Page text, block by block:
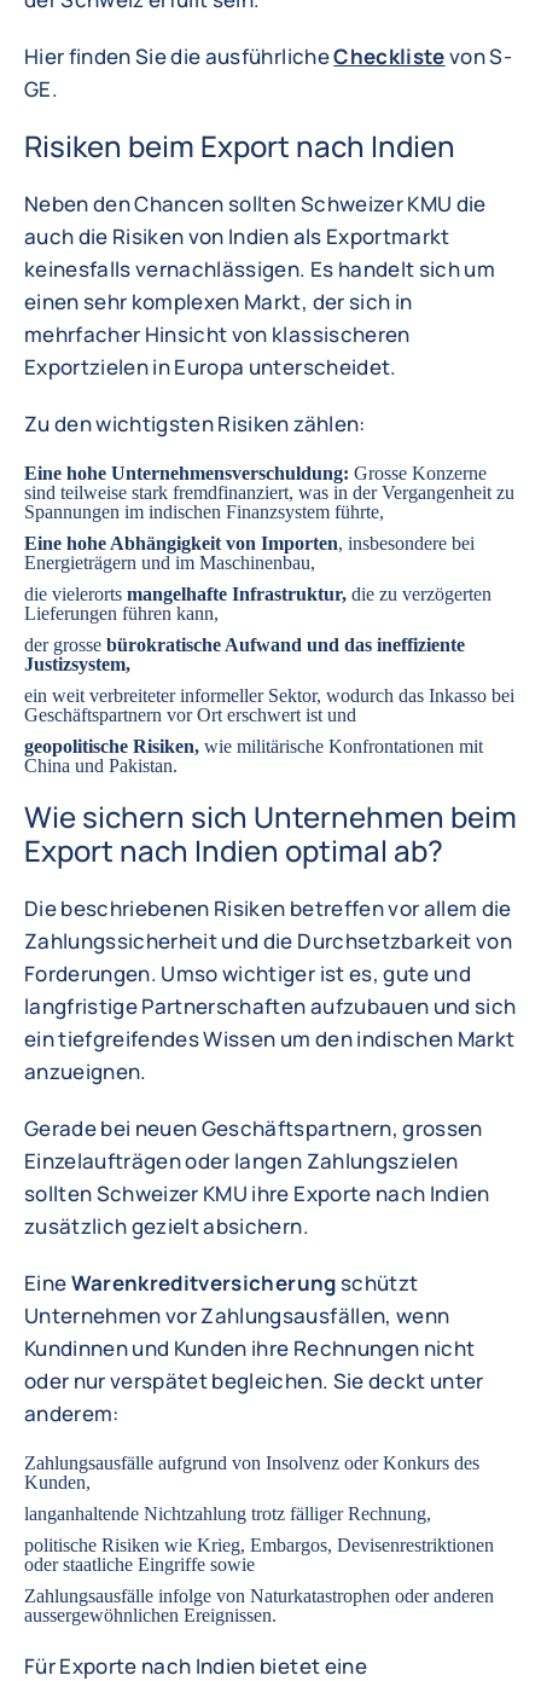
Hier finden Sie die ausführlicheChecklistevon S-
GE.
Risiken beim Export nach Indien
Neben den Chancen sollten Schweizer KMU die
auch die Risiken von Indien als Exportmarkt
keinesfalls vernachlässigen. Es handelt sich um
einen sehr komplexen Markt, der sich in
mehrfacher Hinsicht von klassischeren
Exportzielen in Europa unterscheidet.
Zu den wichtigsten Risiken zählen:
Eine hohe Unternehmensverschuldung: Grosse Konzerne
sind teilweise stark fremdfinanziert, was in der Vergangenheit zu
Spannungen im indischen Finanzsystem führte,
Eine hohe Abhängigkeit von Importen, insbesondere bei
Energieträgern und im Maschinenbau,
die vielerorts mangelhafte Infrastruktur, die zu verzögerten
Lieferungen führen kann,
der grosse bürokratische Aufwand und das ineffiziente
Justizsystem,
ein weit verbreiteter informeller Sektor, wodurch das Inkasso bei
Geschäftspartnern vor Ort erschwert ist und
geopolitische Risiken, wie militärische Konfrontationen mit
China und Pakistan.
Wie sichern sich Unternehmen beim
Export nach Indien optimal ab?
Die beschriebenen Risiken betreffen vor allem die
Zahlungssicherheit und die Durchsetzbarkeit von
Forderungen. Umso wichtiger ist es, gute und
langfristige Partnerschaften aufzubauen und sich
ein tiefgreifendes Wissen um den indischen Markt
anzueignen.
Gerade bei neuen Geschäftspartnern, grossen
Einzelaufträgen oder langen Zahlungszielen
sollten Schweizer KMU ihre Exporte nach Indien
zusätzlich gezielt absichern.
EineWarenkreditversicherungschützt
Unternehmen vor Zahlungsausfällen, wenn
Kundinnen und Kunden ihre Rechnungen nicht
oder nur verspätet begleichen. Sie deckt unter
anderem:
Zahlungsausfälle aufgrund von Insolvenz oder Konkurs des
Kunden,
langanhaltende Nichtzahlung trotz fälliger Rechnung,
politische Risiken wie Krieg, Embargos, Devisenrestriktionen
oder staatliche Eingriffe sowie
Zahlungsausfälle infolge von Naturkatastrophen oder anderen
aussergewöhnlichen Ereignissen.
Für Exporte nach Indien bietet eine